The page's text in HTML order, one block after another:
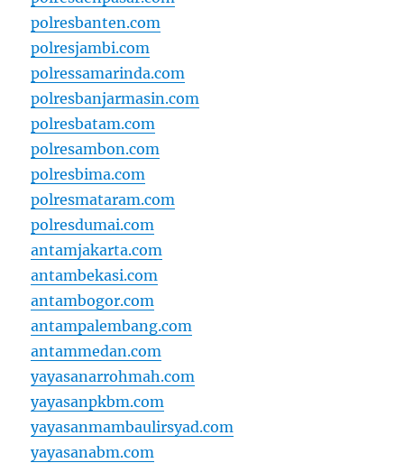
polresbanten.com
polresjambi.com
polressamarinda.com
polresbanjarmasin.com
polresbatam.com
polresambon.com
polresbima.com
polresmataram.com
polresdumai.com
antamjakarta.com
antambekasi.com
antambogor.com
antampalembang.com
antammedan.com
yayasanarrohmah.com
yayasanpkbm.com
yayasanmambaulirsyad.com
yayasanabm.com